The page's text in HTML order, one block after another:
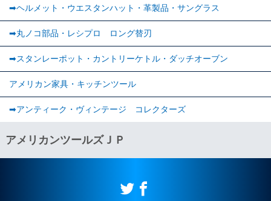
➡ヘルメット・ウエスタンハット・革製品・サングラス
➡丸ノコ部品・レシプロ ロング替刃
➡スタンレーポット・カントリーケトル・ダッチオーブン
アメリカン家具・キッチンツール
➡︎アンティーク・ヴィンテージ コレクターズ
アメリカンツールズＪＰ